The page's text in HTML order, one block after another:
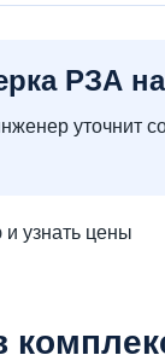
РЗА
уточнит
и узнать цены